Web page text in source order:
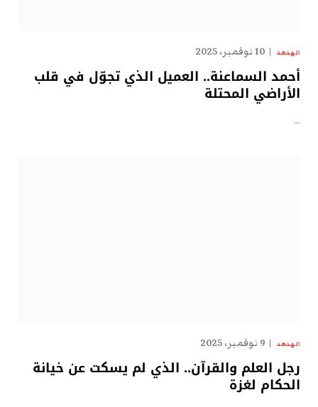
الهدهد 10 نوفمبر، 2025
أحمد السماعنة.. العميل الذي تجوّل في قلب
الأراضي المحتلة
…
الهدهد 9 نوفمبر، 2025
رجل العلم والقرآن.. الذي لم يسكت عن خيانة
الحكام لغزة